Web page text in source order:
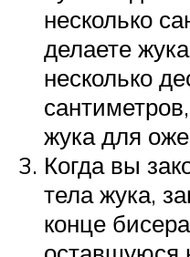
несколько
делаете
несколько
жука для
Когда вы
тела жука,
конце